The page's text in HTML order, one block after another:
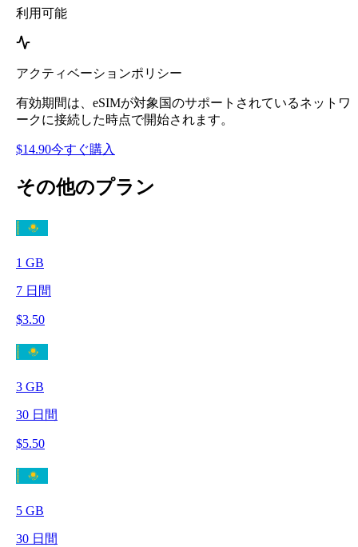
利用可能
アクティベーションポリシー
有効期間は、eSIMが対象国のサポートされているネットワ
ークに接続した時点で開始されます。
$14.90今すぐ購入
その他のプラン
1 GB
7 日間
$3.50
3 GB
30 日間
$5.50
5 GB
30 日間